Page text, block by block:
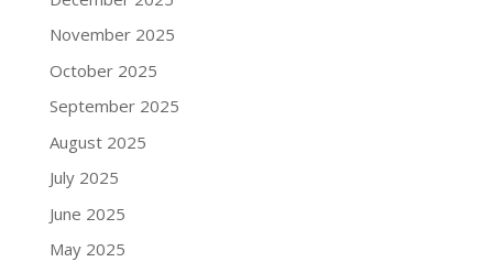
November 2025
October 2025
September 2025
August 2025
July 2025
June 2025
May 2025